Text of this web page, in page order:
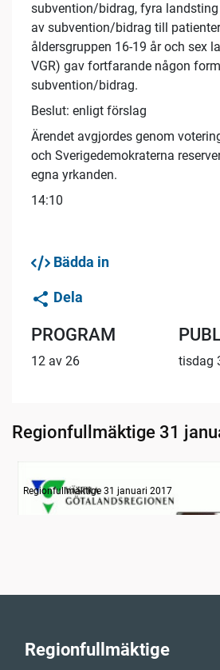
subvention/bidrag, fyra
av subvention/bidrag till
åldersgruppen 16-19 år och sex
VGR) gav fortfarande någon
subvention/bidrag.
Beslut: enligt förslag
Ärendet avgjordes genom
och Sverigedemokraterna
egna yrkanden.
14:10
Bädda in
Dela
PROGRAM
12 av 26 tisdag
Regionfullmäktige 31
Information om dagens ärenden
Regionfullmäktige 31 januari 2017
Regionfullmäktige